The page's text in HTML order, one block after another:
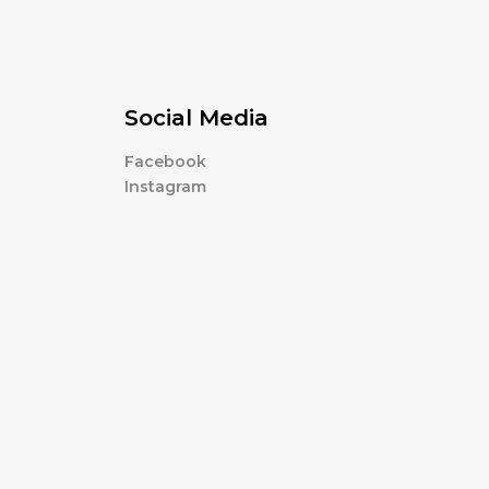
Social Media
Facebook
Instagram